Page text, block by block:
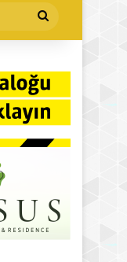
Arama
yap
...